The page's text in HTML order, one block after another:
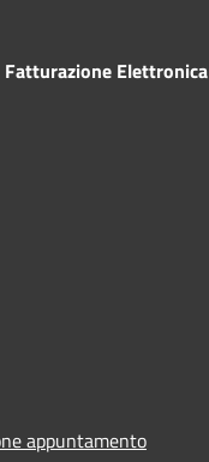
Fatturazione Elettronica
appuntamento